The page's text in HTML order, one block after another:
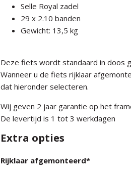
Selle Royal zadel
29 x 2.10 banden
Gewicht: 13,5 kg
Deze fiets wordt standaard in doos
Wanneer u de fiets rijklaar
dat hieronder selecteren.
Wij geven 2 jaar garantie op het
De levertijd is 1 tot 3 werkdagen
Extra opties
Rijklaar afgemonteerd*